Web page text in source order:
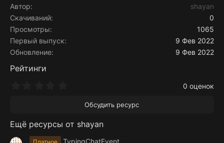
ц
и
:
Автор
shayan
Скачиваний
0
Просмотры
1065
Первый выпуск
9 Фев 2022
Обновление
9 Фев 2022
Рейтинги
в
з
0 оценок
Обсудить ресурс
Ещё ресурсы от shayan
TypingChatEvent